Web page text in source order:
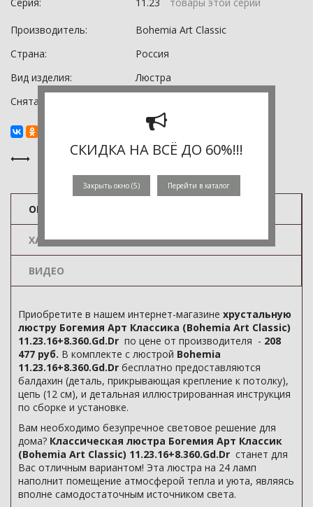
Производитель:
Bohemia Art Classic
Страна:
Россия
Вид изделия:
Люстра
Снята с производства:
ОПИСАНИЕ
ХАРАКТЕРИСТИКИ
ВИДЕО
Приобретите в нашем интернет-магазине хрустальную
люстру Богемия Арт Классика (Bohemia Art Classic)
11.23.16+8.360.Gd.Dr по цене от производителя - 208
477 руб. В комплекте с люстрой Bohemia
11.23.16+8.360.Gd.Dr бесплатно предоставляются
балдахин (деталь, прикрывающая крепление к потолку),
цепь (12 см), и детальная иллюстрированная инструкция
по сборке и установке.
Вам необходимо безупречное световое решение для
дома? Классическая люстра Богемия Арт Классик
(Bohemia Art Classic) 11.23.16+8.360.Gd.Dr станет для
Вас отличным вариантом! Эта люстра на 24 ламп
наполнит помещение атмосферой тепла и уюта, являясь
вполне самодостаточным источником света.
СКИДКА НА ВСЁ ДО 60%!!!
Закрыть окно (5) Перейти в каталог